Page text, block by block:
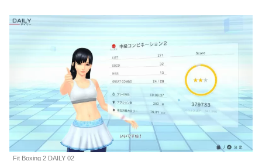
Fit Boxing 2 DAILY 02